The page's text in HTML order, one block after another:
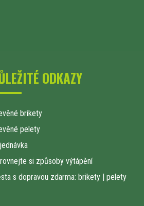
ODKAZY
brikety
pelety
si způsoby výtápění
s dopravou zdarma: brikety | pelety